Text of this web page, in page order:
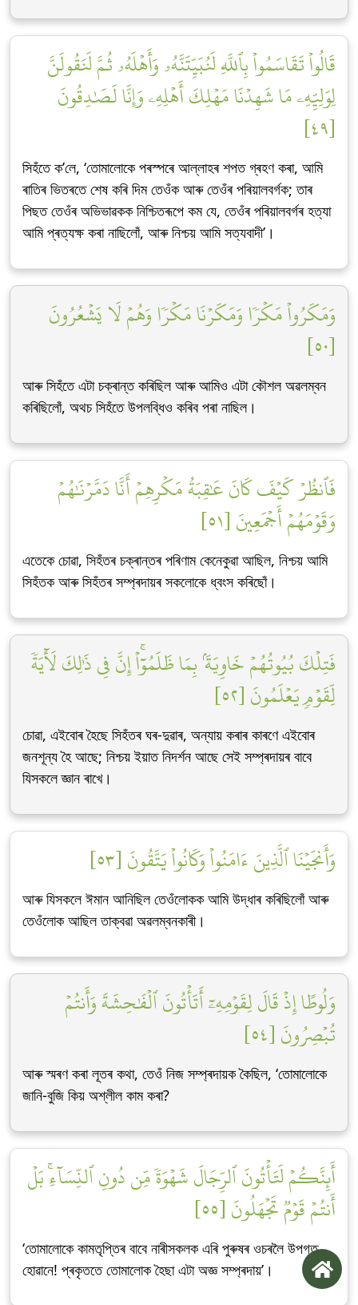
قَالُواْ تَقَاسَمُواْ بِٱللَّهِ لَنُبَيِّتَنَّهُۥ وَأَهۡلَهُۥ ثُمَّ لَنَقُولَنَّ
لِوَلِيِّهِۦ مَا شَهِدۡنَا مَهۡلِكَ أَهۡلِهِۦ وَإِنَّا لَصَٰدِقُونَ
[٤٩]
সিহঁতে ক’লে, ‘তোমালোকে পৰস্পৰে আল্লাহৰ শপত গ্ৰহণ কৰা, আমি
ৰাতিৰ ভিতৰতে শেষ কৰি দিম তেওঁক আৰু তেওঁৰ পৰিয়ালবৰ্গক; তাৰ
পিছত তেওঁৰ অভিভাৱকক নিশ্চিতৰূপে কম যে, তেওঁৰ পৰিয়ালবৰ্গৰ হত্যা
আমি প্ৰত্যক্ষ কৰা নাছিলোঁ, আৰু নিশ্চয় আমি সত্যবাদী’।
وَمَكَرُواْ مَكۡرٗا وَمَكَرۡنَا مَكۡرٗا وَهُمۡ لَا يَشۡعُرُونَ
[٥٠]
আৰু সিহঁতে এটা চক্ৰান্ত কৰিছিল আৰু আমিও এটা কৌশল অৱলম্বন
কৰিছিলোঁ, অথচ সিহঁতে উপলব্ধিও কৰিব পৰা নাছিল।
فَٱنظُرۡ كَيۡفَ كَانَ عَٰقِبَةُ مَكۡرِهِمۡ أَنَّا دَمَّرۡنَٰهُمۡ
وَقَوۡمَهُمۡ أَجۡمَعِينَ [٥١]
এতেকে চোৱা, সিহঁতৰ চক্ৰান্তৰ পৰিণাম কেনেকুৱা আছিল, নিশ্চয় আমি
সিহঁতক আৰু সিহঁতৰ সম্প্ৰদায়ৰ সকলোকে ধ্বংস কৰিছোঁ।
فَتِلۡكَ بُيُوتُهُمۡ خَاوِيَةَۢ بِمَا ظَلَمُوٓاْۚ إِنَّ فِي ذَٰلِكَ لَأٓيَةٗ
لِّقَوۡمٖ يَعۡلَمُونَ [٥٢]
চোৱা, এইবোৰ হৈছে সিহঁতৰ ঘৰ-দুৱাৰ, অন্যায় কৰাৰ কাৰণে এইবোৰ
জনশূন্য হৈ আছে; নিশ্চয় ইয়াত নিদৰ্শন আছে সেই সম্প্ৰদায়ৰ বাবে
যিসকলে জ্ঞান ৰাখে।
وَأَنجَيۡنَا ٱلَّذِينَ ءَامَنُواْ وَكَانُواْ يَتَّقُونَ [٥٣]
আৰু যিসকলে ঈমান আনিছিল তেওঁলোকক আমি উদ্ধাৰ কৰিছিলোঁ আৰু
তেওঁলোক আছিল তাক্বৱা অৱলম্বনকাৰী।
وَلُوطًا إِذۡ قَالَ لِقَوۡمِهِۦٓ أَتَأۡتُونَ ٱلۡفَٰحِشَةَ وَأَنتُمۡ
تُبۡصِرُونَ [٥٤]
আৰু স্মৰণ কৰা লূতৰ কথা, তেওঁ নিজ সম্প্ৰদায়ক কৈছিল, ‘তোমালোকে
জানি-বুজি কিয় অশ্লীল কাম কৰা?
أَئِنَّكُمۡ لَتَأۡتُونَ ٱلرِّجَالَ شَهۡوَةٗ مِّن دُونِ ٱلنِّسَآءِۚ بَلۡ
أَنتُمۡ قَوۡمٞ تَجۡهَلُونَ [٥٥]
‘তোমালোকে কামতৃপ্তিৰ বাবে নাৰীসকলক এৰি পুৰুষৰ ওচৰলৈ উপগত
হোৱানে! প্ৰকৃততে তোমালোক হৈছা এটা অজ্ঞ সম্প্ৰদায়’।